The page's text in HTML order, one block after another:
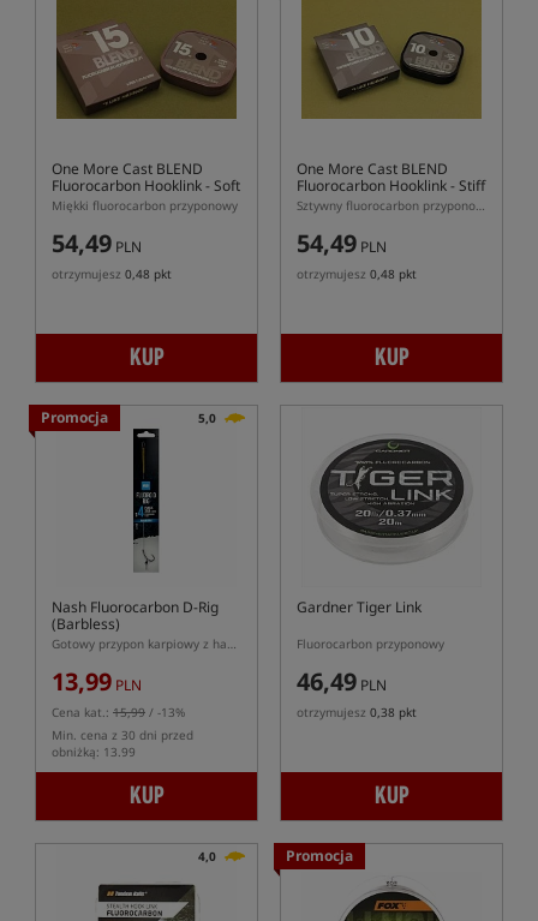
One More Cast BLEND
Fluorocarbon Hooklink - Soft
Miękki fluorocarbon przyponowy
54,49 PLN
otrzymujesz 0,48 pkt
KUP
One More Cast BLEND
Fluorocarbon Hooklink - Stiff
Sztywny fluorocarbon przyponowy
54,49 PLN
otrzymujesz 0,48 pkt
KUP
Promocja 5,0
Nash Fluorocarbon D-Rig
(Barbless)
Gotowy przypon karpiowy z hakiem bezzadziorowym
13,99 PLN
Cena kat.: 15,99 / -13%
Min. cena z 30 dni przed
obniżką: 13.99
KUP
Gardner Tiger Link
Fluorocarbon przyponowy
46,49 PLN
otrzymujesz 0,38 pkt
KUP
4,0 Promocja